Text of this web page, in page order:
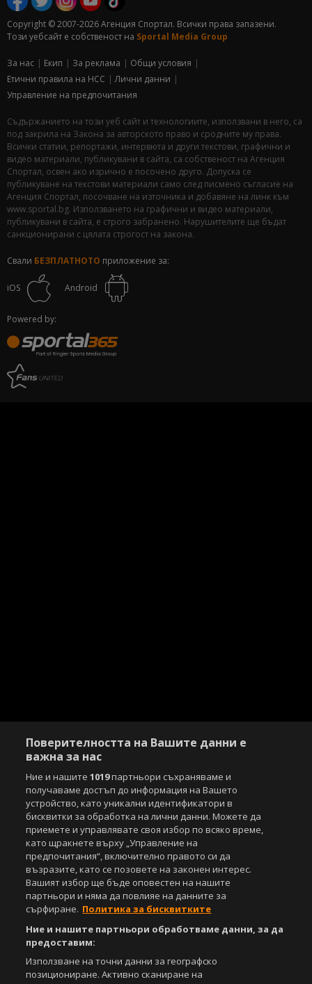
Copyright © 2007-2026 Агенция Спортал. Всички права запазени.
Този уебсайт е собственост на Sportal Media Group
За нас Екип За рекламa
Общи условия
Етични правила на НСС
Лични данни
Управление на предпочитания
Съдържанието на този уеб сайт и технологиите, използвани в него, са
под закрила на Закона за авторското право и сродните му права.
Всички статии, репортажи, интервюта и други текстови, графични и
видео материали, публикувани в сайта, са собственост на Агенция
Спортал, освен ако изрично е посочено друго. Допуска се
публикуване на текстови материали само след писмено съгласие на
Агенция Спортал, посочване на източника и добавяне на линк към
www.sportal.bg. Използването на графични и видео материали,
публикувани в сайта, е строго забранено. Нарушителите ще бъдат
санкционирани с цялата строгост на закона.
Свали БЕЗПЛАТНОТО приложение за:
iOS Android
Powered by:
Поверителността на Вашите данни е
важна за нас
Ние и нашите1019партньори съхраняваме и
получаваме достъп до информация на Вашето
устройство, като уникални идентификатори в
бисквитки за обработка на лични данни. Можете да
приемете и управлявате своя избор по всяко време,
като щракнете върху „Управление на
предпочитания“, включително правото си да
възразите, като се позовете на законен интерес.
Вашият избор ще бъде оповестен на нашите
партньори и няма да повлияе на данните за
сърфиране. Политика за бисквитките
Ние и нашите партньори обработваме данни, за да
предоставим:
Използване на точни данни за географско
позициониране. Активно сканиране на